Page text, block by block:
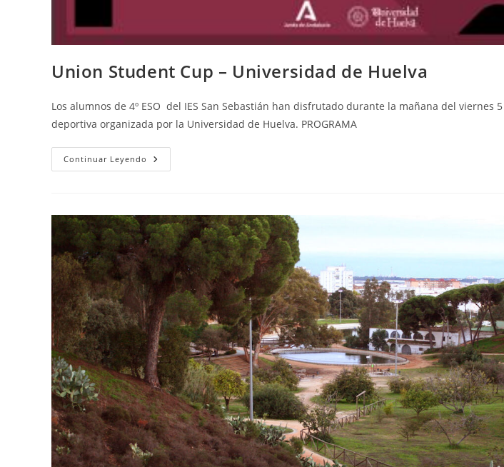
Union Student Cup – Universidad de Huelva
Los alumnos de 4º ESO del IES San Sebastián han disfrutado durante la mañana del viernes
deportiva organizada por la Universidad de Huelva. PROGRAMA
Continuar Leyendo Union
Student
Huelva